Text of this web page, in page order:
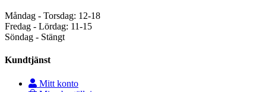
Måndag - Torsdag: 12-18
Fredag - Lördag: 11-15
Söndag - Stängt
Kundtjänst
Mitt konto